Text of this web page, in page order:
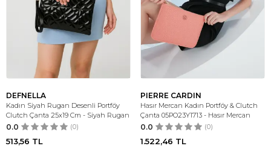
DEFNELLA
Kadın Siyah Rugan Desenli Portföy
Clutch Çanta 25x19 Cm - Siyah Rugan
0.0 (0)
513,56 TL
PIERRE CARDIN
Hasır Mercan Kadın Portföy & Clutch
Çanta 05PO23Y1713 - Hasır Mercan
0.0 (0)
1.522,46 TL